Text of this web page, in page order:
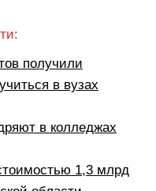
получили
в вузах
в колледжах
1,3 млрд